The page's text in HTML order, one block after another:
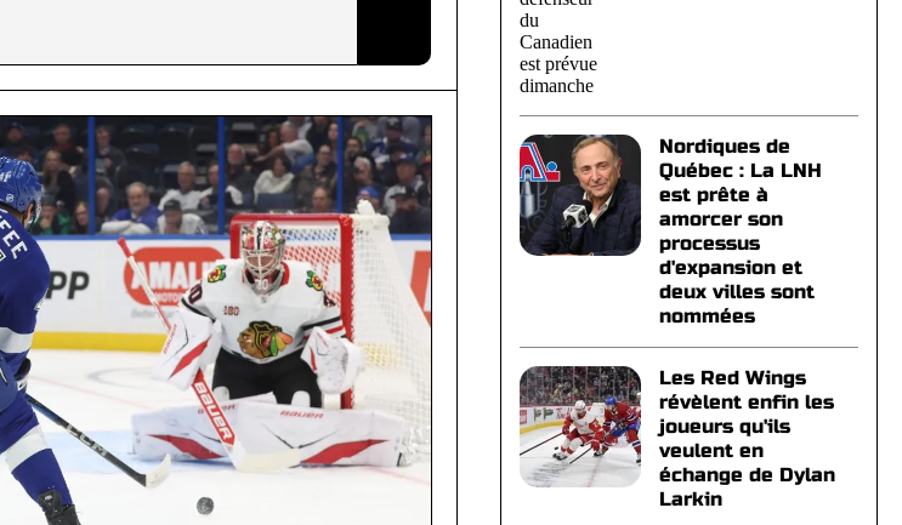
Nordiques de
Québec : La LNH
est prête à
amorcer son
processus
d'expansion et
deux villes sont
nommées
Les Red Wings
révèlent enfin les
joueurs qu'ils
veulent en
échange de Dylan
Larkin